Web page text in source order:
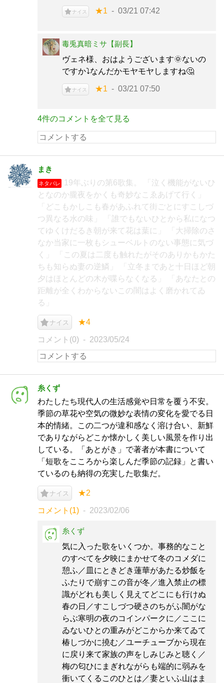
ナイス ★1 03/21 07:42
毒兎真暗ミサ【副長】
ヴェネ様、おはようございます🌞ないの
ですか⤵なんだかモヤモヤしますね🤔
ナイス ★1 03/21 07:50
4件のコメントを全て見る
まき
ネタバレ
19年ぶりの第6歌集。 「泣く機能がないひ
となのか朧夜をかくも奇妙なこゑあげて行く」
「どこもかしこも春があふれて街ごとにすこしづ
つ異なる水の味」 「誰でもないひとから私になつ
てゆくけだるき朝が来て花は葉に」 「大掃除のさ
なか当家に一枚もシューベルトのない事態に気づ
く」 「この夏は二度も触れたがそのありかもかた
ちも知らぬ妻の逆鱗」 「立冬まであと十日ほど朝
夕はほとんどの木が喋らなくなる」 「あなたとの
距離が全くわからないこの闇はよく磨かれてゐ
る」
ナイス ★4
コメント(0) 2023/05/24
糸くず
わたしたち現代人の生活感覚や日常を覆う不安。
季節の草花や空気の微妙な表情の変化を愛でる日
本的情緒。この二つが違和感なく溶け合い、新鮮
でありながらどこか懐かしく美しい風景を作り出
している。「あとがき」で著者が本書について
「短歌をこころから楽しんだ季節の記録」と書い
ているのも納得の充実した歌集だ。
ナイス ★2
コメント(1) 2023/02/06
糸くず
気に入った歌をいくつか。事務的なこと
のすべてを夕映にまかせて冬のコメダに
憩ふ／皿にときどき蓮華があたる炒飯を
ふたりで崩すこの音が冬／進入禁止の標
識がどれも美しく見えてどこにも行けぬ
春の日／すこしづつ硬さのちがふ闇がな
らぶ寒明の夜のコインパークに／ここに
ゐないひとの重みがどこからか来てゐて
椿しづかに撓む／ユーチューブから現在
に戻り来て家族の声をしみじみと聴く／
梅の匂ひにまぎれながらも端的に弱みを
衝いてくるこのひとは／妻といふ山はま